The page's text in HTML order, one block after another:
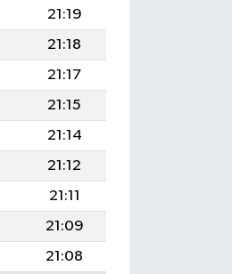
21:19
21:18
21:17
21:15
21:14
21:12
21:11
21:09
21:08